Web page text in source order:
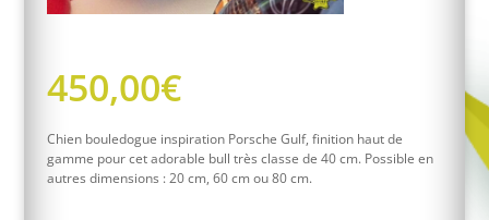
450,00€
Chien bouledogue inspiration Porsche Gulf, finition haut de
gamme pour cet adorable bull très classe de 40 cm. Possible en
autres dimensions : 20 cm, 60 cm ou 80 cm.